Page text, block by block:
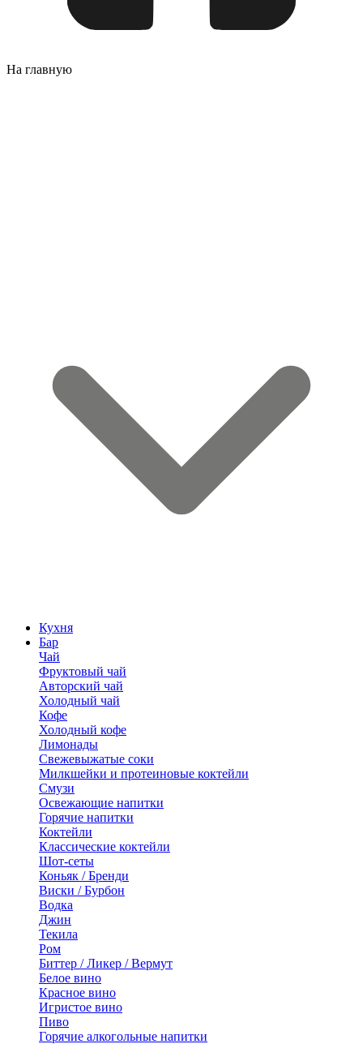
На главную
Кухня
Бар
Чай
Фруктовый чай
Авторский чай
Холодный чай
Кофе
Холодный кофе
Лимонады
Свежевыжатые соки
Милкшейки и протеиновые коктейли
Смузи
Освежающие напитки
Горячие напитки
Коктейли
Классические коктейли
Шот-сеты
Коньяк / Бренди
Виски / Бурбон
Водка
Джин
Текила
Ром
Биттер / Ликер / Вермут
Белое вино
Красное вино
Игристое вино
Пиво
Горячие алкогольные напитки